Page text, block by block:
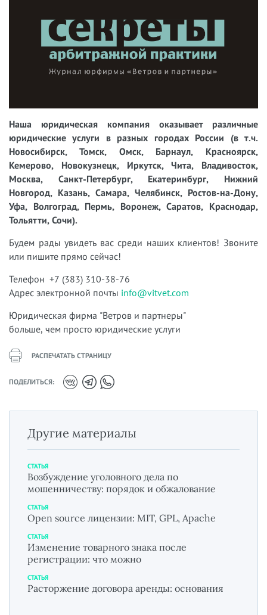
Наша юридическая компания оказывает различные
юридические услуги в разных городах России (в т.ч.
Новосибирск, Томск, Омск, Барнаул, Красноярск,
Кемерово, Новокузнецк, Иркутск, Чита, Владивосток,
Москва, Санкт-Петербург, Екатеринбург, Нижний
Новгород, Казань, Самара, Челябинск, Ростов-на-Дону,
Уфа, Волгоград, Пермь, Воронеж, Саратов, Краснодар,
Тольятти, Сочи).
Будем рады увидеть вас среди наших клиентов! Звоните
или пишите прямо сейчас!
Телефон +7 (383) 310-38-76
Адрес электронной почты info@vitvet.com
Юридическая фирма "Ветров и партнеры"
больше, чем просто юридические услуги
РАСПЕЧАТАТЬ СТРАНИЦУ
ПОДЕЛИТЬСЯ:
Другие материалы
СТАТЬЯ
Возбуждение уголовного дела по
мошенничеству: порядок и обжалование
СТАТЬЯ
Open source лицензии: MIT, GPL, Apache
СТАТЬЯ
Изменение товарного знака после
регистрации: что можно
СТАТЬЯ
Расторжение договора аренды: основания